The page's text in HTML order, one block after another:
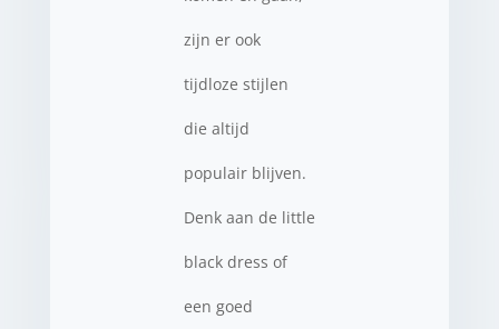
zijn er ook
tijdloze stijlen
die altijd
populair blijven.
Denk aan de little
black dress of
een goed